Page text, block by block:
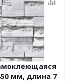
мм, длина 7